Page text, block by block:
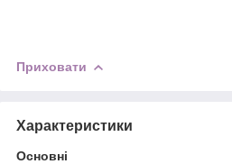
Приховати
Характеристики
Основні